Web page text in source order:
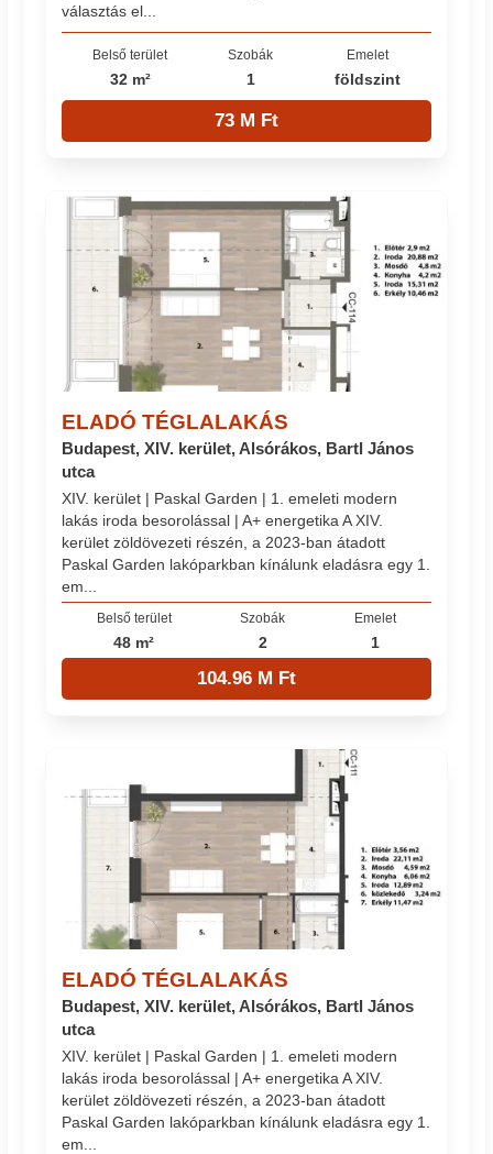
választás el...
Belső terület
32 m²
Szobák
1
Emelet
földszint
73 M Ft
ELADÓ TÉGLALAKÁS
Budapest, XIV. kerület, Alsórákos, Bartl János
utca
XIV. kerület | Paskal Garden | 1. emeleti modern
lakás iroda besorolással | A+ energetika A XIV.
kerület zöldövezeti részén, a 2023-ban átadott
Paskal Garden lakóparkban kínálunk eladásra egy 1.
em...
Belső terület
48 m²
Szobák
2
Emelet
1
104.96 M Ft
ELADÓ TÉGLALAKÁS
Budapest, XIV. kerület, Alsórákos, Bartl János
utca
XIV. kerület | Paskal Garden | 1. emeleti modern
lakás iroda besorolással | A+ energetika A XIV.
kerület zöldövezeti részén, a 2023-ban átadott
Paskal Garden lakóparkban kínálunk eladásra egy 1.
em...